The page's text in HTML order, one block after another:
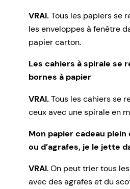
VRAI.Tous les papiers se
les enveloppes à fenêtre
papier carton.
Les cahiers à spirale se
bornes à papier
VRAI.Tous les cahiers se
ceux avec une spirale en
Mon papier cadeau
ou d’agrafes, je le jette
VRAI. On peut trier tous
avec des agrafes et du